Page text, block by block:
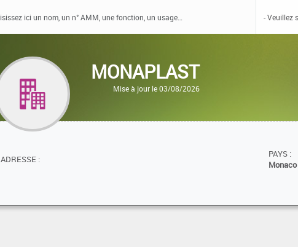
MONAPLAST
Mise à jour le 03/08/2026
ADRESSE :
PAYS :
Monaco